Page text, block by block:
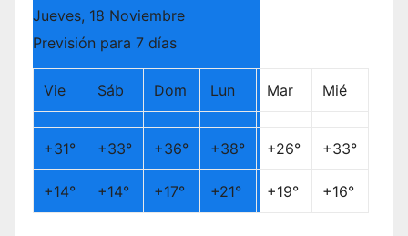
Jueves, 18 Noviembre
Previsión para 7 días
Vie Sáb Dom Lun Mar Mié
+31° +33° +36° +38° +26° +33°
+14° +14° +17° +21° +19° +16°